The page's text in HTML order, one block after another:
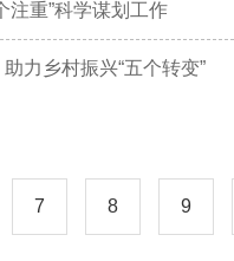
注重”科学谋划工作
力乡村振兴“五个转变”
7 8 9